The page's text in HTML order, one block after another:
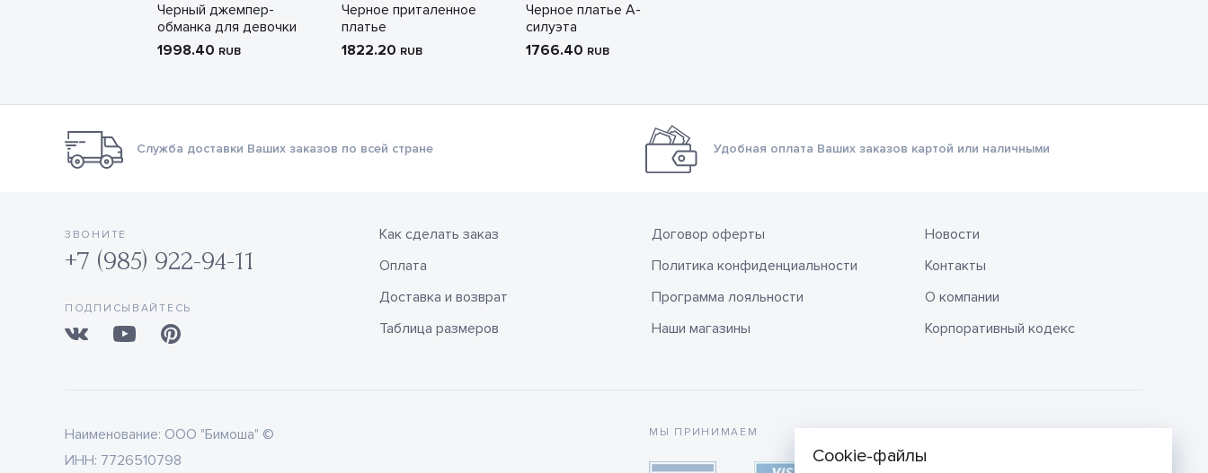
Черный джемпер-
обманка для девочки
1998.40 RUB
Черное приталенное
платье
1822.20 RUB
Черное платье А-
силуэта
1766.40 RUB
Служба доставки Ваших заказов по всей стране Удобная оплата Ваших заказов картой или наличными
ЗВОНИТЕ
+7 (985) 922-94-11
ПОДПИСЫВАЙТЕСЬ
Как сделать заказ
Оплата
Доставка и возврат
Таблица размеров
Договор оферты
Политика конфиденциальности
Программа лояльности
Наши магазины
Новости
Контакты
О компании
Корпоративный кодекс
Наименование: ООО "Бимоша" ©
ИНН: 7726510798
МЫ ПРИНИМАЕМ